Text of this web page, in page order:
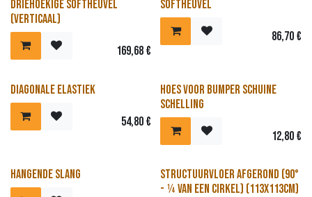
Driehoekige softheuvel
(verticaal)
169,68€
Softheuvel
86,70€
Diagonale elastiek
54,80€
Hoes voor bumper schuine
schelling
12,80€
Hangende slang
Structuurvloer afgerond (90°
- ¼ van een cirkel) (113x113cm)